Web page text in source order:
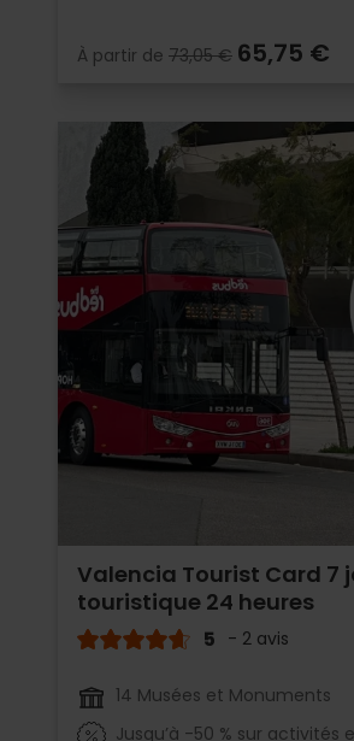
À partir de 73,05 € 65,75 €
Valencia Tourist Card 7
touristique 24 heures
5 - 2 avis
14 Musées et Monuments
Jusqu’à -50 % sur activités